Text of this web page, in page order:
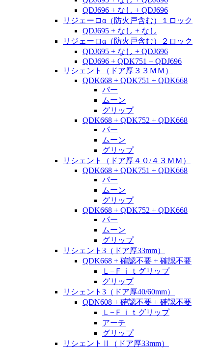
QDJ696 + なし + QDJ696
リジェーロα（防火戸含む）１ロック
QDJ695 + なし + なし
リジェーロα（防火戸含む）２ロック
QDJ695 + なし + QDJ696
QDJ696 + QDK751 + QDJ696
リシェント（ドア厚３３ＭＭ）
QDK668 + QDK751 + QDK668
バー
ムーン
グリップ
QDK668 + QDK752 + QDK668
バー
ムーン
グリップ
リシェント（ドア厚４０/４３ＭＭ）
QDK668 + QDK751 + QDK668
バー
ムーン
グリップ
QDK668 + QDK752 + QDK668
バー
ムーン
グリップ
リシェント3（ドア厚33mm）
QDK668 + 確認不要 + 確認不要
Ｌ−Ｆｉｔグリップ
グリップ
リシェント3（ドア厚40/60mm）
QDN608 + 確認不要 + 確認不要
Ｌ−Ｆｉｔグリップ
アーチ
グリップ
リシェントⅡ（ドア厚33mm）